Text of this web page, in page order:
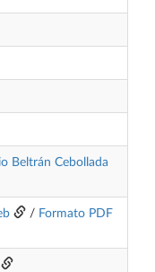
Beltrán Cebollada
/ Formato PDF